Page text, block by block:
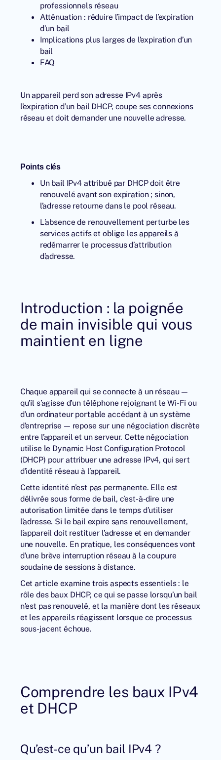
professionnels réseau
Atténuation : réduire l’impact de l’expiration
d’un bail
Implications plus larges de l’expiration d’un
bail
FAQ
Un appareil perd son adresse IPv4 après
l’expiration d’un bail DHCP, coupe ses connexions
réseau et doit demander une nouvelle adresse.
Points clés
Un bail IPv4 attribué par DHCP doit être
renouvelé avant son expiration ; sinon,
l’adresse retourne dans le pool réseau.
L’absence de renouvellement perturbe les
services actifs et oblige les appareils à
redémarrer le processus d’attribution
d’adresse.
Introduction : la poignée
de main invisible qui vous
maintient en ligne
Chaque appareil qui se connecte à un réseau —
qu’il s’agisse d’un téléphone rejoignant le Wi-Fi ou
d’un ordinateur portable accédant à un système
d’entreprise — repose sur une négociation discrète
entre l’appareil et un serveur. Cette négociation
utilise le Dynamic Host Configuration Protocol
(DHCP) pour attribuer une adresse IPv4, qui sert
d’identité réseau à l’appareil.
Cette identité n’est pas permanente. Elle est
délivrée sous forme de bail, c’est-à-dire une
autorisation limitée dans le temps d’utiliser
l’adresse. Si le bail expire sans renouvellement,
l’appareil doit restituer l’adresse et en demander
une nouvelle. En pratique, les conséquences vont
d’une brève interruption réseau à la coupure
soudaine de sessions à distance.
Cet article examine trois aspects essentiels : le
rôle des baux DHCP, ce qui se passe lorsqu’un bail
n’est pas renouvelé, et la manière dont les réseaux
et les appareils réagissent lorsque ce processus
sous-jacent échoue.
Comprendre les baux IPv4
et DHCP
Qu’est-ce qu’un bail IPv4 ?